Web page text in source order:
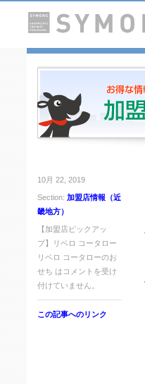
10月 22, 2019
Section: 加盟店情報（近
畿地方）
【加盟店ピックアッ
プ】リベロ コータロー
リベロ コータローのお
せち は コメントを受け
付けていません。
この記事へのリンク